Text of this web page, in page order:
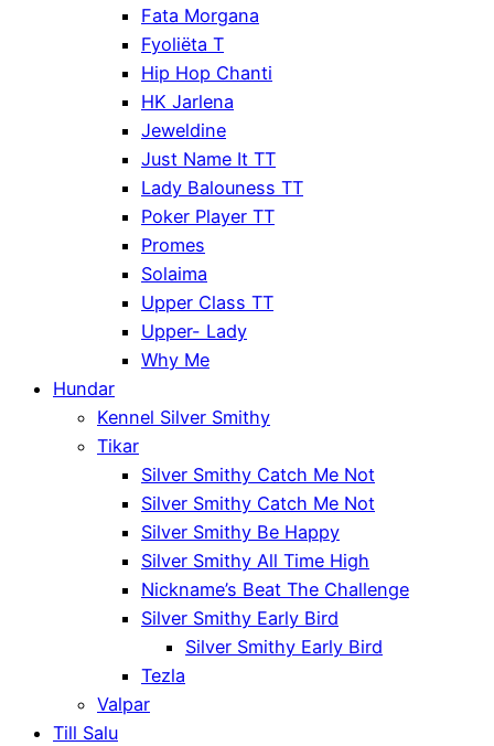
Fata Morgana
Fyoliëta T
Hip Hop Chanti
HK Jarlena
Jeweldine
Just Name It TT
Lady Balouness TT
Poker Player TT
Promes
Solaima
Upper Class TT
Upper- Lady
Why Me
Hundar
Kennel Silver Smithy
Tikar
Silver Smithy Catch Me Not
Silver Smithy Catch Me Not
Silver Smithy Be Happy
Silver Smithy All Time High
Nickname’s Beat The Challenge
Silver Smithy Early Bird
Silver Smithy Early Bird
Tezla
Valpar
Till Salu